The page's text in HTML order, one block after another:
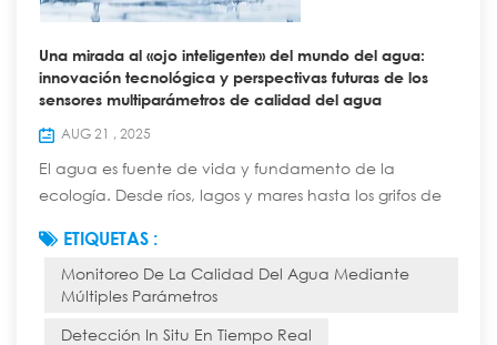
Una mirada al «ojo inteligente» del mundo del agua:
innovación tecnológica y perspectivas futuras de los
sensores multiparámetros de calidad del agua
AUG 21 , 2025
El agua es fuente de vida y fundamento de la
ecología. Desde ríos, lagos y mares hasta los grifos de
está directamente relacionada con la seguridad
ecológica, la salud de las personas y el desarrollo
económico y social sostenible. Anteriormente,
monitorear la calidad del agua era una tarea tediosa
ETIQUETAS :
Monitoreo De La Calidad Del Agua Mediante
Múltiples Parámetros
Detección In Situ En Tiempo Real